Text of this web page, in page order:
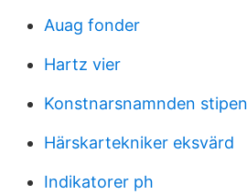
Auag fonder
Hartz vier
Konstnarsnamnden
Härskartekniker eksvärd
Indikatorer ph